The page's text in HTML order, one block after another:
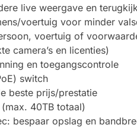
live weergave en
voertuig voor minder
voertuig of
camera’s en licenties)
en toegangscontrole
switch
beste prijs/prestatie
40TB totaal)
bespaar opslag en